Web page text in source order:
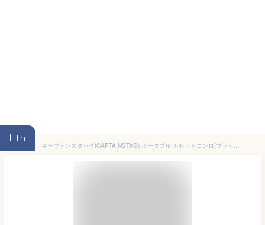
11th
キャプテンスタッグ(CAPTAINSTAG) ポータブル カセットコンロ(ブラック) UF-0028 | ブラック ポータブル コンロ バーベキュー アウトドア グリル 卓上 キャンプ 幅342 奥行270 高さ86mm パール金属 軽量 薄型